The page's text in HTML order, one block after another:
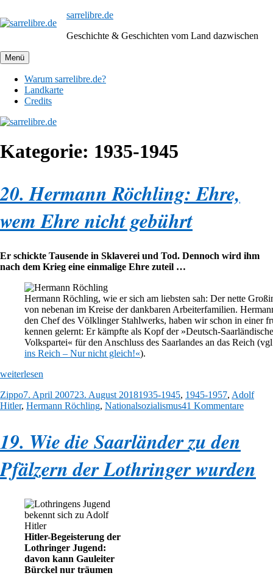
Inhalt
sarrelibre.de
Geschichte & Geschichten vom Land dazwischen
Menü
Warum sarrelibre.de?
Landkarte
Credits
Kategorie: 1935-1945
20. Hermann Röchling: Ehre,
wem Ehre nicht gebührt
Er schickte Tausende in Sklaverei und Tod. Dennoch wird ihm
nach dem Krieg eine einmalige Ehre zuteil …
Hermann Röchling, wie er sich am liebsten sah: Der nette
von nebenan im Kreise der dankbaren Arbeiterfamilien.
den Chef des Völklinger Stahlwerks, haben wir schon in einer
kennen gelernt: Er kämpfte als Kopf der »Deutsch-
Volkspartei« für den Anschluss des Saarlandes an das Reich
ins Reich – Nur nicht gleich!«).
„20.
Röchling:
Ehre,
nicht
gebührt“
weiterlesen
Autor
ZippoVeröffentlicht
am
7. April 200723. August 2018Kategorien
1935-1945, 1945-1957, Adolf
Hitler, Hermann Röchling, Nationalsozialismus41 Kommentarezu
Ehre
nicht
19. Wie die Saarländer zu den
Pfälzern der Lothringer wurden
Hitler-Begeisterung der
Lothringer Jugend:
davon kann Gauleiter
Bürckel nur träumen